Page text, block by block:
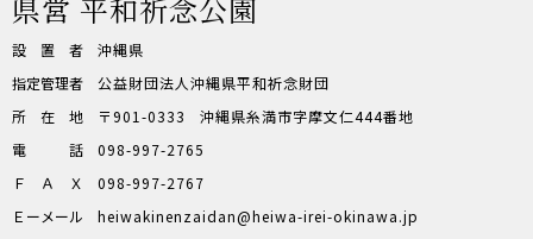
県営 平和祈念公園
設置者 沖縄県
指定管理者
公益財団法人沖縄県平和祈念財団
所在地
〒901-0333
沖縄県糸満市字摩文仁444番地
電話098-997-2765
ＦＡＸ 098-997-2767
Ｅーメール
heiwakinenzaidan heiwa-irei-okinawa.jp